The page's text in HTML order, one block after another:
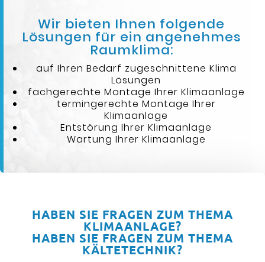
Wir bieten Ihnen folgende
Lösungen für ein angenehmes
Raumklima:
auf Ihren Bedarf zugeschnittene Klima
Lösungen
fachgerechte Montage Ihrer Klimaanlage
termingerechte Montage Ihrer
Klimaanlage
Entstörung Ihrer Klimaanlage
Wartung Ihrer Klimaanlage
HABEN SIE FRAGEN ZUM THEMA
KLIMAANLAGE?
HABEN SIE FRAGEN ZUM THEMA
KÄLTETECHNIK?